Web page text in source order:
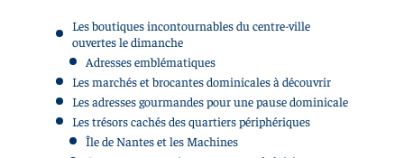
Les boutiques incontournables du centre-ville
ouvertes le dimanche
Adresses emblématiques
Les marchés et brocantes dominicales à découvrir
Les adresses gourmandes pour une pause dominicale
Les trésors cachés des quartiers périphériques
Île de Nantes et les Machines